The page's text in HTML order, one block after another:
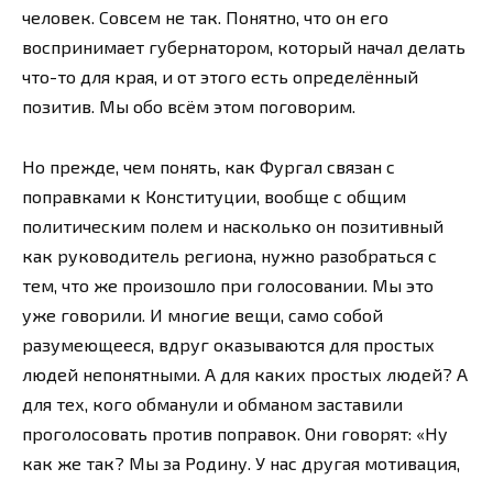
человек. Совсем не так. Понятно, что он его
воспринимает губернатором, который начал делать
что-то для края, и от этого есть определённый
позитив. Мы обо всём этом поговорим.
Но прежде, чем понять, как Фургал связан с
поправками к Конституции, вообще с общим
политическим полем и насколько он позитивный
как руководитель региона, нужно разобраться с
тем, что же произошло при голосовании. Мы это
уже говорили. И многие вещи, само собой
разумеющееся, вдруг оказываются для простых
людей непонятными. А для каких простых людей? А
для тех, кого обманули и обманом заставили
проголосовать против поправок. Они говорят: «Ну
как же так? Мы за Родину. У нас другая мотивация,